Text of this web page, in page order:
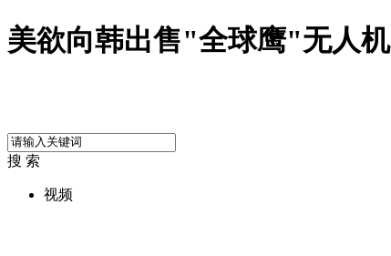
美欲向韩出售"全球鹰"无人机
搜 索
视频